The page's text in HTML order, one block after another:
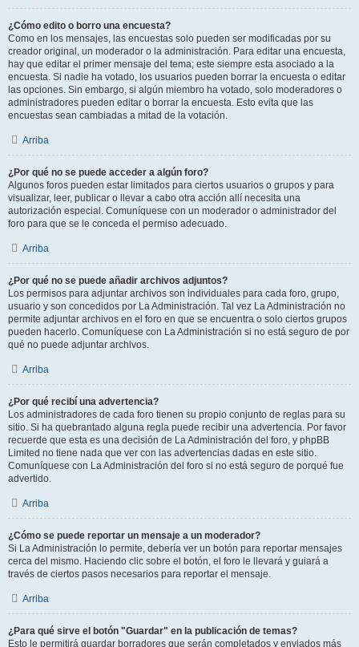
¿Cómo edito o borro una encuesta?
Como en los mensajes, las encuestas solo pueden ser modificadas por su
creador original, un moderador o la administración. Para editar una encuesta,
hay que editar el primer mensaje del tema; este siempre esta asociado a la
encuesta. Si nadie ha votado, los usuarios pueden borrar la encuesta o editar
las opciones. Sin embargo, si algún miembro ha votado, solo moderadores o
administradores pueden editar o borrar la encuesta. Esto evita que las
encuestas sean cambiadas a mitad de la votación.
Arriba
¿Por qué no se puede acceder a algún foro?
Algunos foros pueden estar limitados para ciertos usuarios o grupos y para
visualizar, leer, publicar o llevar a cabo otra acción allí necesita una
autorización especial. Comuníquese con un moderador o administrador del
foro para que se le conceda el permiso adecuado.
Arriba
¿Por qué no se puede añadir archivos adjuntos?
Los permisos para adjuntar archivos son individuales para cada foro, grupo,
usuario y son concedidos por La Administración. Tal vez La Administración no
permite adjuntar archivos en el foro en que se encuentra o solo ciertos grupos
pueden hacerlo. Comuníquese con La Administración si no está seguro de por
qué no puede adjuntar archivos.
Arriba
¿Por qué recibí una advertencia?
Los administradores de cada foro tienen su propio conjunto de reglas para su
sitio. Si ha quebrantado alguna regla puede recibir una advertencia. Por favor
recuerde que esta es una decisión de La Administración del foro, y phpBB
Limited no tiene nada que ver con las advertencias dadas en este sitio.
Comuníquese con La Administración del foro si no está seguro de porqué fue
advertido.
Arriba
¿Cómo se puede reportar un mensaje a un moderador?
Si La Administración lo permite, debería ver un botón para reportar mensajes
cerca del mismo. Haciendo clic sobre el botón, el foro le llevará y guiará a
través de ciertos pasos necesarios para reportar el mensaje.
Arriba
¿Para qué sirve el botón "Guardar" en la publicación de temas?
Esto le permitirá guardar borradores que serán completados y enviados más